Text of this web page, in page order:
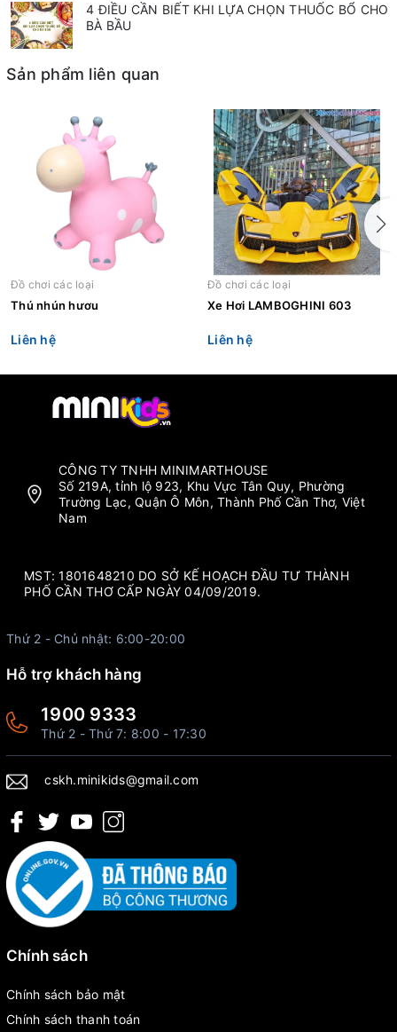
4 ĐIỀU CẦN BIẾT KHI LỰA CHỌN THUỐC BỔ CHO
BÀ BẦU
Sản phẩm liên quan
Đồ chơi các loại
Thú nhún hươu
Liên hệ
Đồ chơi các loại
Xe Hơi LAMBOGHINI 603
Liên hệ
CÔNG TY TNHH MINIMARTHOUSE
Số 219A, tỉnh lộ 923, Khu Vực Tân Quy, Phường
Trường Lạc, Quận Ô Môn, Thành Phố Cần Thơ, Việt
Nam
MST: 1801648210 DO SỞ KẾ HOẠCH ĐẦU TƯ THÀNH
PHỐ CẦN THƠ CẤP NGÀY 04/09/2019.
Thứ 2 - Chủ nhật: 6:00-20:00
Hỗ trợ khách hàng
1900 9333
Thứ 2 - Thứ 7: 8:00 - 17:30
cskh.minikids@gmail.com
Chính sách
Chính sách bảo mật
Chính sách thanh toán